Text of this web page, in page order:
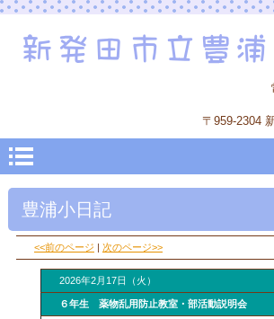
〒959-2304
豊浦小日記
<<前のページ | 次のページ>>
2026年2月17日（火）
６年生 薬物乱用防止教室・部活動説明会